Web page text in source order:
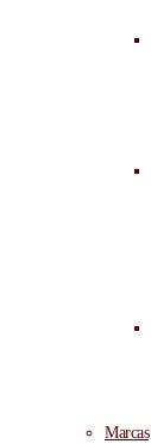
Marcas